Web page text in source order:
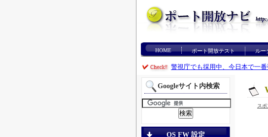
HOME ポート開放テスト ルー
警視庁でも採用中、今日本で一
ス
Googleサイト内検索
OS FW 設定